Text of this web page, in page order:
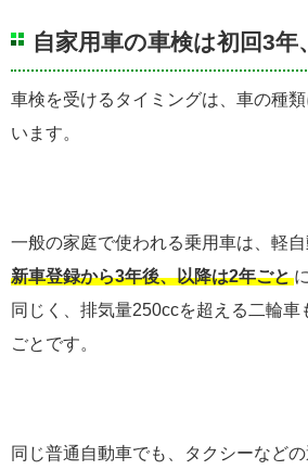
自家用車の車検は初回3年
車検を受けるタイミングは、車の種
います。
一般の家庭で使われる乗用車は、軽自
新車登録から3年後、以降は2年ごと
同じく、排気量250ccを超える二輪車
ごとです。
同じ普通自動車でも、タクシーなど